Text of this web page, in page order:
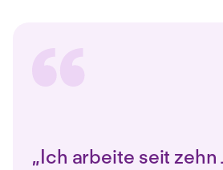
„Ich arbeite seit zehn